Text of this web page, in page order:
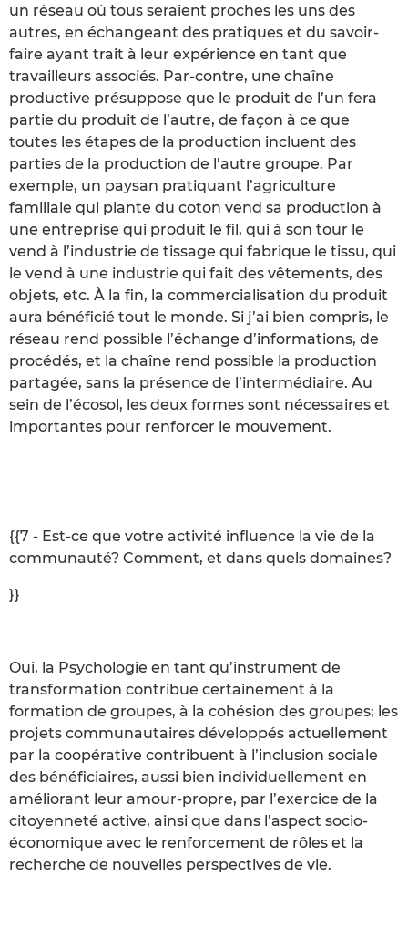
un réseau où tous seraient proches les uns des
autres, en échangeant des pratiques et du savoir-
faire ayant trait à leur expérience en tant que
travailleurs associés. Par-contre, une chaîne
productive présuppose que le produit de l’un fera
partie du produit de l’autre, de façon à ce que
toutes les étapes de la production incluent des
parties de la production de l’autre groupe. Par
exemple, un paysan pratiquant l’agriculture
familiale qui plante du coton vend sa production à
une entreprise qui produit le fil, qui à son tour le
vend à l’industrie de tissage qui fabrique le tissu, qui
le vend à une industrie qui fait des vêtements, des
objets, etc. À la fin, la commercialisation du produit
aura bénéficié tout le monde. Si j’ai bien compris, le
réseau rend possible l’échange d’informations, de
procédés, et la chaîne rend possible la production
partagée, sans la présence de l’intermédiaire. Au
sein de l’écosol, les deux formes sont nécessaires et
importantes pour renforcer le mouvement.
{{7 - Est-ce que votre activité influence la vie de la
communauté? Comment, et dans quels domaines?
}}
Oui, la Psychologie en tant qu’instrument de
transformation contribue certainement à la
formation de groupes, à la cohésion des groupes; les
projets communautaires développés actuellement
par la coopérative contribuent à l’inclusion sociale
des bénéficiaires, aussi bien individuellement en
améliorant leur amour-propre, par l’exercice de la
citoyenneté active, ainsi que dans l’aspect socio-
économique avec le renforcement de rôles et la
recherche de nouvelles perspectives de vie.